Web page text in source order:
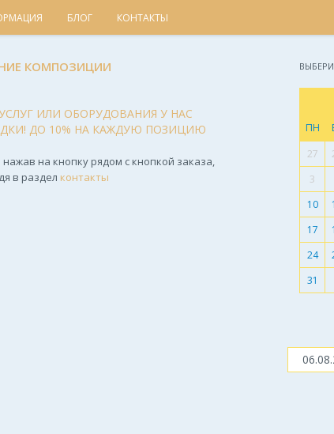
БЛОГ КОНТАКТЫ
КОМПОЗИЦИИ
ИЛИ ОБОРУДОВАНИЯ У НАС
ДО 10% НА КАЖДУЮ ПОЗИЦИЮ
на кнопку рядом с кнопкой заказа,
в раздел контакты
ПН
27
3
10
17
24
31